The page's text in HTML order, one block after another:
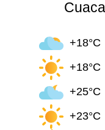
+18°C
+18°C
+25°C
+23°C